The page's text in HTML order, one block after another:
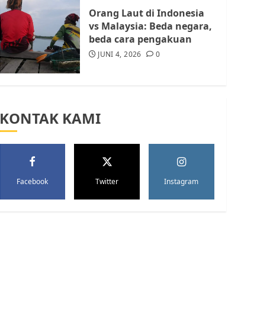
Orang Laut di Indonesia
vs Malaysia: Beda negara,
beda cara pengakuan
JUNI 4, 2026 0
KONTAK KAMI
Facebook Twitter Instagram